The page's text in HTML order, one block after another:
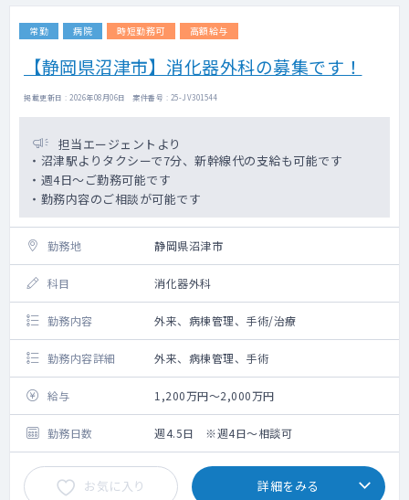
常勤 病院 時短勤務可 高額給与
【静岡県沼津市】消化器外科の募集です！
掲載更新日 : 2026年08月06日 案件番号 : 25-JV301544
担当エージェントより
・沼津駅よりタクシーで7分、新幹線代の支給も可能です
・週4日～ご勤務可能です
・勤務内容のご相談が可能です
勤務地 静岡県沼津市
科目 消化器外科
勤務内容 外来、病棟管理、手術/治療
勤務内容詳細 外来、病棟管理、手術
給与 1,200万円～2,000万円
勤務日数 週4.5日 ※週4日～相談可
お気に入り 詳細をみる